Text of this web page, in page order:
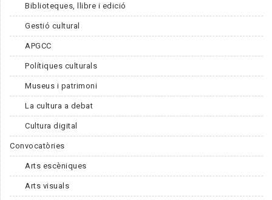
Biblioteques, llibre i edició
Gestió cultural
APGCC
Polítiques culturals
Museus i patrimoni
La cultura a debat
Cultura digital
Convocatòries
Arts escèniques
Arts visuals